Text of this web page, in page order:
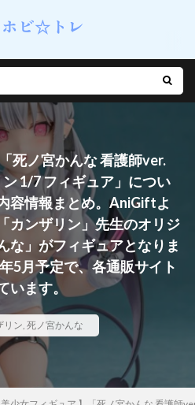
死ノ宮かんな 看護師ver.
1/7 フィギュア」につい
容情報まとめ。AniGiftよ
カンザリン」先生のオリジ
な」がフィギュアとなりま
5月予定で、各通販サイト
います。
リン, 死ノ宮かんな